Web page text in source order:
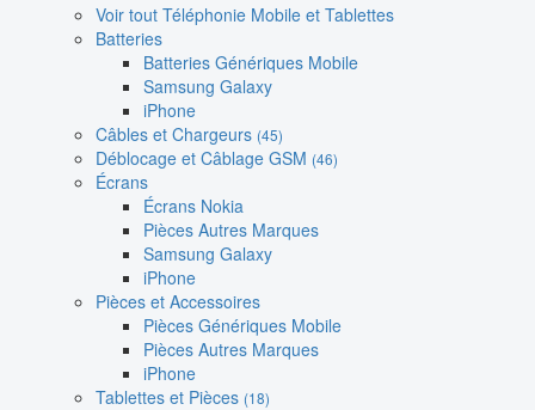
Voir tout Téléphonie Mobile et Tablettes
Batteries
Batteries Génériques Mobile
Samsung Galaxy
iPhone
Câbles et Chargeurs (45)
Déblocage et Câblage GSM (46)
Écrans
Écrans Nokia
Pièces Autres Marques
Samsung Galaxy
iPhone
Pièces et Accessoires
Pièces Génériques Mobile
Pièces Autres Marques
iPhone
Tablettes et Pièces (18)